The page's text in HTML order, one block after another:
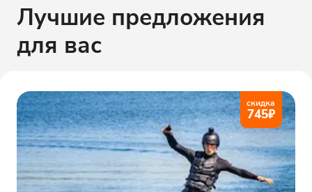
Лучшие предложения
для вас
скидка
745₽